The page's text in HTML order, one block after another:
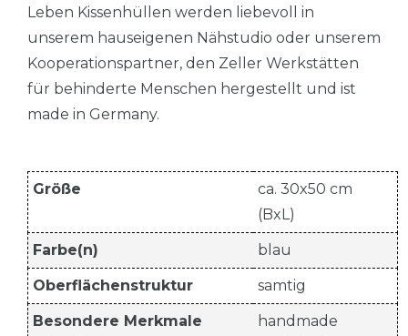
Leben Kissenhüllen werden liebevoll in
unserem hauseigenen Nähstudio oder unserem
Kooperationspartner, den Zeller Werkstätten
für behinderte Menschen hergestellt und ist
made in Germany.
Größe
ca. 30x50 cm
(BxL)
Farbe(n) blau
Oberflächenstruktur samtig
Besondere Merkmale
handmade